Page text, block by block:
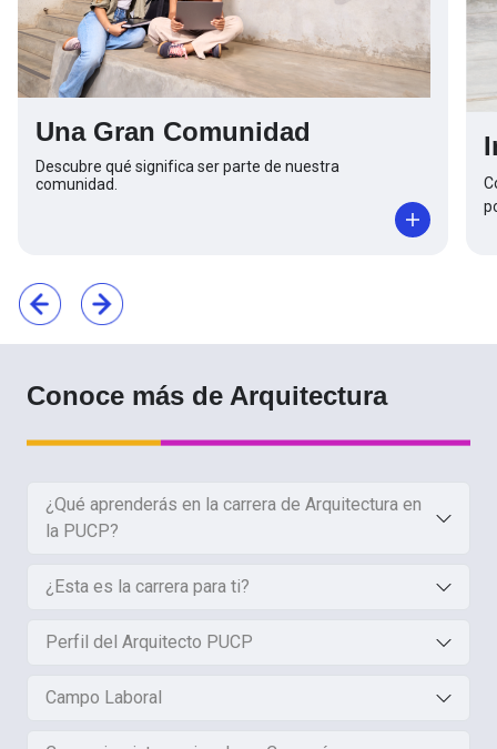
Una Gran Comunidad
Descubre qué significa ser parte de nuestra
comunidad.
Conoce más de Arquitectura
¿Qué aprenderás en la carrera de Arquitectura en
la PUCP?
¿Esta es la carrera para ti?
Perfil del Arquitecto PUCP
Campo Laboral